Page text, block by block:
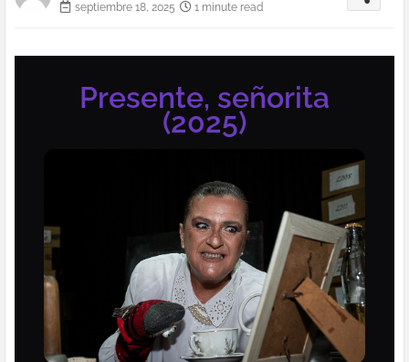
septiembre 18, 2025
1 minute read
Presente, señorita
(2025)